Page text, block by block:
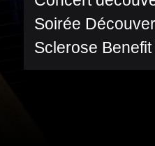
Soirée
Sclerose